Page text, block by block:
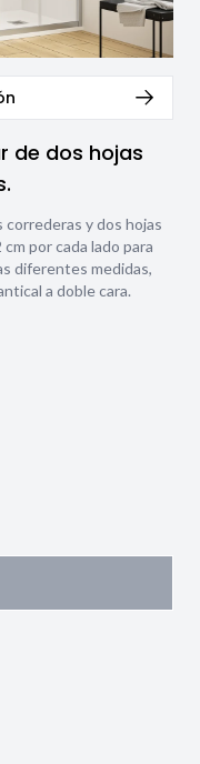
de dos hojas
correderas y dos hojas
por cada lado para
diferentes medidas,
a doble cara.